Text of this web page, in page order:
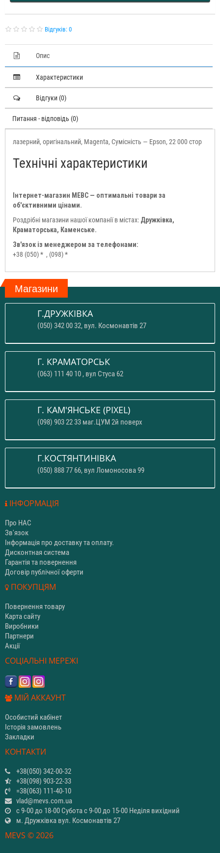
Відгуків: 0
Опис
Характеристики
Відгуки (0)
Питання - відповідь (0)
лазерний, оригінальний, Magenta, Сумісність — Epson, 22 000 стор
Технічні характеристики
Інтернет-магазин МЕВС — оптимальні товари за
об'єктивними цінами.
Роздрібні магазини нашої компанії в містах: Дружківка,
Краматорська, Каменське.
Зв'язок із менеджером за телефонами:
+38 (050) * , (098) *
Магазини
Г.ДРУЖКІВКА
(050) 342 00 32, вул. Космонавтів 27
Г. КРАМАТОРСЬК
(063) 111 40 10 , вул Стуса 62
Г. КАМ'ЯНСЬКЕ (PIXEL)
(098) 903 22 33 маг.ЦУМ 2й поверх
Г.КОСТЯНТИНІВКА
(050) 888 77 66, вул Ломоносова 99
ІНФОРМАЦІЯ
Про НАС
Зв'язок
Інформація про доставку та оплату.
Дисконтная система
Гарантія та повернення
Договір публічної оферти
ПОКУПЦЯМ
Повернення товару
Карта сайту
Виробники
Партнери
Акції
СОЦІАЛЬНІ МЕРЕЖІ
МІЙ АККАУНТ
Особистий кабінет
Історія замовлень
Закладки
КОНТАКТИ
+38(050) 342-00-32
+38(098) 903-22-33
=38(063) 111-40-10
vlad@mevs.com.ua
с 9-00 до 18-00 Субота с 9-00 до 15-00 Неділя вихідний
м. Дружківка вул. Космонавтів 27
MEVS © 2026